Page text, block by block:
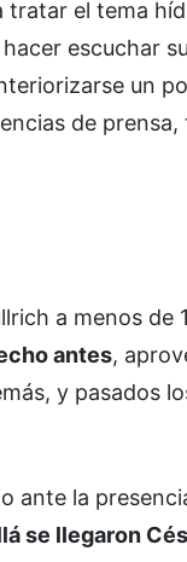
tratar el tema
escuchar
un
de
a menos de
antes,
y pasados
ante la
se llegaron